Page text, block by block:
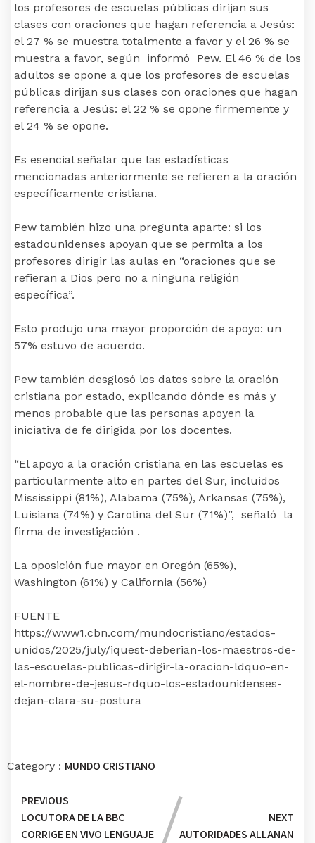
los profesores de escuelas públicas dirijan sus
clases con oraciones que hagan referencia a Jesús:
el 27 % se muestra totalmente a favor y el 26 % se
muestra a favor, según informó Pew. El 46 % de los
adultos se opone a que los profesores de escuelas
públicas dirijan sus clases con oraciones que hagan
referencia a Jesús: el 22 % se opone firmemente y
el 24 % se opone.
Es esencial señalar que las estadísticas
mencionadas anteriormente se refieren a la oración
específicamente cristiana.
Pew también hizo una pregunta aparte: si los
estadounidenses apoyan que se permita a los
profesores dirigir las aulas en “oraciones que se
refieran a Dios pero no a ninguna religión
específica”.
Esto produjo una mayor proporción de apoyo: un
57% estuvo de acuerdo.
Pew también desglosó los datos sobre la oración
cristiana por estado, explicando dónde es más y
menos probable que las personas apoyen la
iniciativa de fe dirigida por los docentes.
“El apoyo a la oración cristiana en las escuelas es
particularmente alto en partes del Sur, incluidos
Mississippi (81%), Alabama (75%), Arkansas (75%),
Luisiana (74%) y Carolina del Sur (71%)”, señaló la
firma de investigación .
La oposición fue mayor en Oregón (65%),
Washington (61%) y California (56%)
FUENTE
https://www1.cbn.com/mundocristiano/estados-
unidos/2025/july/iquest-deberian-los-maestros-de-
las-escuelas-publicas-dirigir-la-oracion-ldquo-en-
el-nombre-de-jesus-rdquo-los-estadounidenses-
dejan-clara-su-postura
Category : MUNDO CRISTIANO
PREVIOUS
LOCUTORA DE LA BBC
CORRIGE EN VIVO LENGUAJE
NEXT
AUTORIDADES ALLANAN